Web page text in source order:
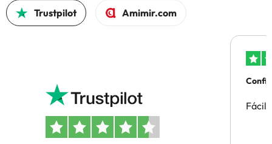
Trustpilot Amimir.com
Fácil